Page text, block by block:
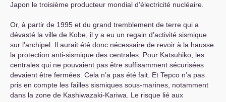
Japon le troisième producteur mondial d’électricité nucléaire.
Or, à partir de 1995 et du grand tremblement de terre qui a
dévasté la ville de Kobe, il y a eu un regain d’activité sismique
sur l’archipel. Il aurait été donc nécessaire de revoir à la hausse
la protection anti-sismique des centrales. Pour Katsuhiko, les
centrales qui ne pouvaient pas être suffisamment sécurisées
devaient être fermées. Cela n’a pas été fait. Et Tepco n’a pas
pris en compte les failles sismiques sous-marines, notamment
dans la zone de Kashiwazaki-Kariwa. Le risque lié aux